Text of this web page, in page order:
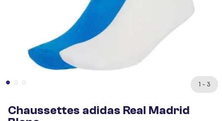
1 - 3
Chaussettes adidas Real Madrid